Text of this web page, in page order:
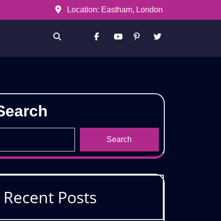
Location: Eastham, London
FacebookYoutube PinterestTwitter
Search
Recent Posts